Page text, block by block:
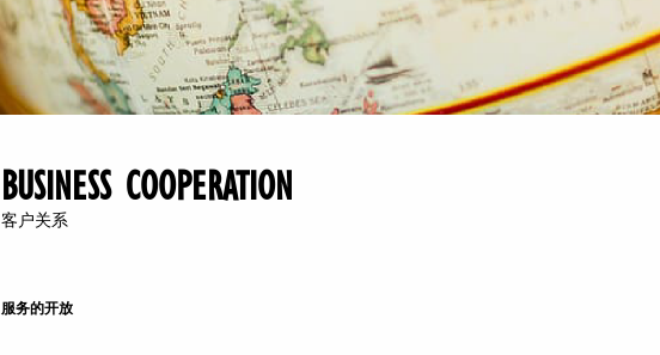
BUSINESS COOPERATION
客户关系
服务的开放